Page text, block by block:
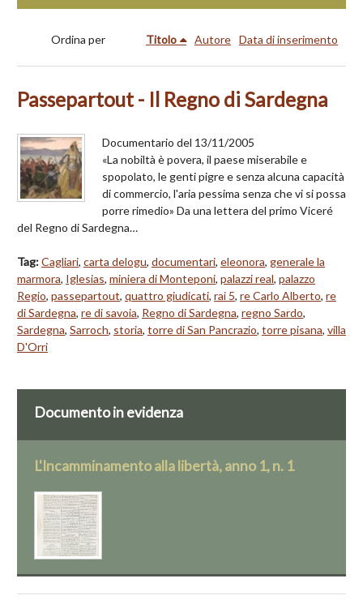
Ordina per Titolo Autore Data di inserimento
Passepartout - Il Regno di Sardegna
Documentario del 13/11/2005
«La nobiltà è povera, il paese miserabile e
spopolato, le genti pigre e senza alcuna capacità
di commercio, l'aria pessima senza che vi si possa
porre rimedio» Da una lettera del primo Viceré
del Regno di Sardegna…
Tag:Cagliari, carta delogu, documentari, eleonora, generale la
marmora, Iglesias, miniera di Monteponi, palazzi real, palazzo
Regio, passepartout, quattro giudicati, rai 5, re Carlo Alberto, re
di Sardegna, re di savoia, Regno di Sardegna, regno Sardo,
Sardegna, Sarroch, storia, torre di San Pancrazio, torre pisana, villa
D'Orri
Documento in evidenza
L'Incamminamento alla libertà, anno 1, n. 1